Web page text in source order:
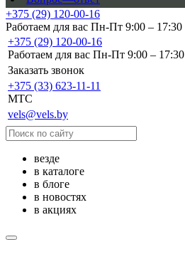
+375 (29) 120-00-16
Работаем для вас Пн-Пт 9:00 – 17:30
+375 (29) 120-00-16
Работаем для вас Пн-Пт 9:00 – 17:30
Заказать звонок
+375 (33) 623-11-11
MTC
vels@vels.by
везде
в каталоге
в блоге
в новостях
в акциях